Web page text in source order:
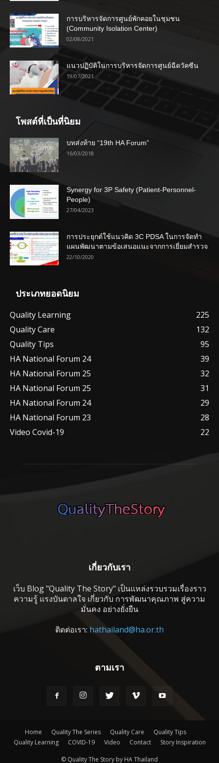
การบริหารจัดการศูนย์พักคอยในชุมชน
(Community Isolation Center)
02/08/2021
แนวปฏิบัติในการบริหารจัดการศูนย์ฉีดวัคซีน
19/07/2021
โพสต์ที่เป็นที่นิยม
บทส่งท้าย “19th HA Forum”
16/03/2018
Synergy for 3P Safety (Patient-Personnel-
People)
27/04/2023
การประยุกต์ใช้แนวคิด 3C PDSA ในการจัดทำ
แผนพัฒนาตามข้อเสนอแนะจากการเยี่ยมสำรวจ
22/10/2020
ประเภทยอดนิยม
Quality Learning
225
Quality Care
132
Quality Tips
95
HA National Forum 24
39
HA National Forum 25
32
HA National Forum 25
31
HA National Forum 24
29
HA National Forum 23
28
Video Covid-19
22
เกี่ยวกับเรา
เว็บ Blog "Quality The Story" เป็นแหล่งรวบรวมเรื่องราว
ความรู้ แรงบันดาลใจ เกี่ยวกับ การพัฒนาคุณภาพ สู่ความ
มั่นคง อย่างยั่งยืน
ติดต่อเรา: hathailand@ha.or.th
ตามเรา
Home Quality The Series Quality Care
Quality Tips
Quality Learning
COVID-19 Video Contact Story Inspiration
© Quality The Story by HA Thailand